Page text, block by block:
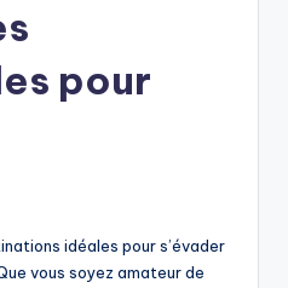
pour
idéales pour s’évader
vous soyez amateur de